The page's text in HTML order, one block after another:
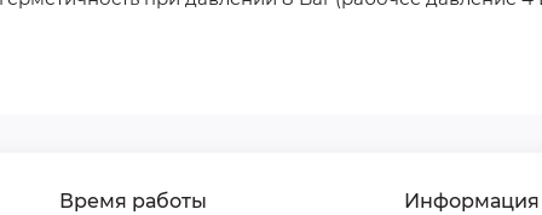
Время работы Информация